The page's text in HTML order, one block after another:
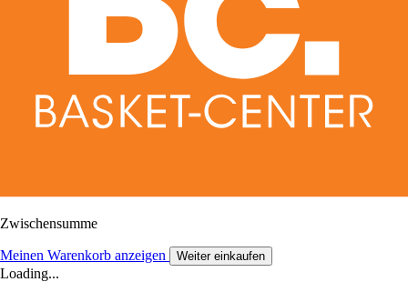
Zwischensumme
Meinen Warenkorb anzeigen Weiter einkaufen
Loading...